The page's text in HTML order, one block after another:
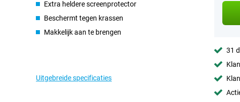
Extra heldere screenprotector
Beschermt tegen krassen
Makkelijk aan te brengen
Uitgebreide specificaties
31